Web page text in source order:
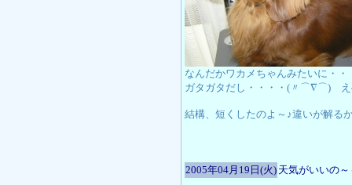
なんだかワカメちゃんみたいに・・
ガタガタだし・・・・(〃⌒∇⌒)ゞえ
結構、短くしたのよ～♪違いが解る
2005年04月19日(火) 天気がいいの～